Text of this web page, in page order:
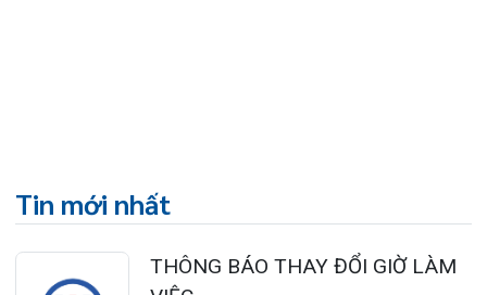
dakhoaquocte.hih@gmail.com
Lịch làm việc:
Khoa Khám bệnh theo yêu cầu: